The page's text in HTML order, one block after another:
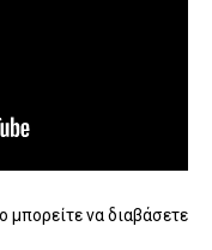
μπορείτε να διαβάσετε